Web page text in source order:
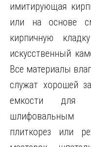
имитирующая
или на основе
кирпичную
искусственный
Все материалы
служат хорошей
емкости для
шлифовальным
плиткорез или